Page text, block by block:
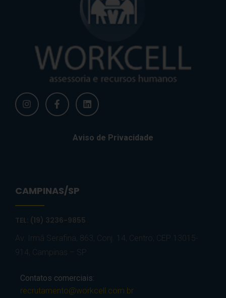
Aviso de Privacidade
CAMPINAS/SP
TEL: (19) 3236-9855
Av. Irmã Serafina, 863, Conj. 14, Centro, CEP 13015-
914, Campinas – SP
Contatos comerciais:
recrutamento@workcell.com.br